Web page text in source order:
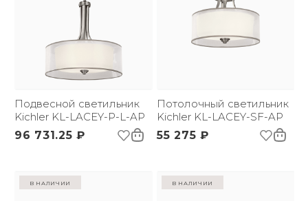
Подвесной светильник
Kichler KL-LACEY-P-L-AP
96 731.25 ₽
Потолочный светильник
Kichler KL-LACEY-SF-AP
55 275 ₽
в наличии в наличии